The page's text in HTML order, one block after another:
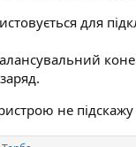
для
не